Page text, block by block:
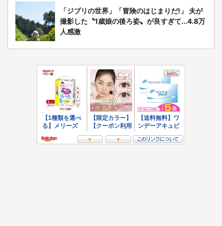
「ジブリの世界」「冒険のはじまりだ!」 夫が
撮影した〝1歳娘の後ろ姿〟が良すぎて...4.8万
人感激